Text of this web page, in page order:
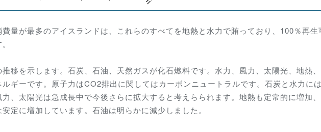
量が最多のアイスランドは、これらのすべてを地熱と水力で賄っており、100％再生
移を示します。石炭、石油、天然ガスが化石燃料です。水力、風力、太陽光、地熱、
ギーです。原子力はCO2排出に関してはカーボンニュートラルです。石炭と水力には
、太陽光は急成長中で今後さらに拡大すると考えらられます。地熱も定常的に増加、
定に増加しています。石油は明らかに減少しました。